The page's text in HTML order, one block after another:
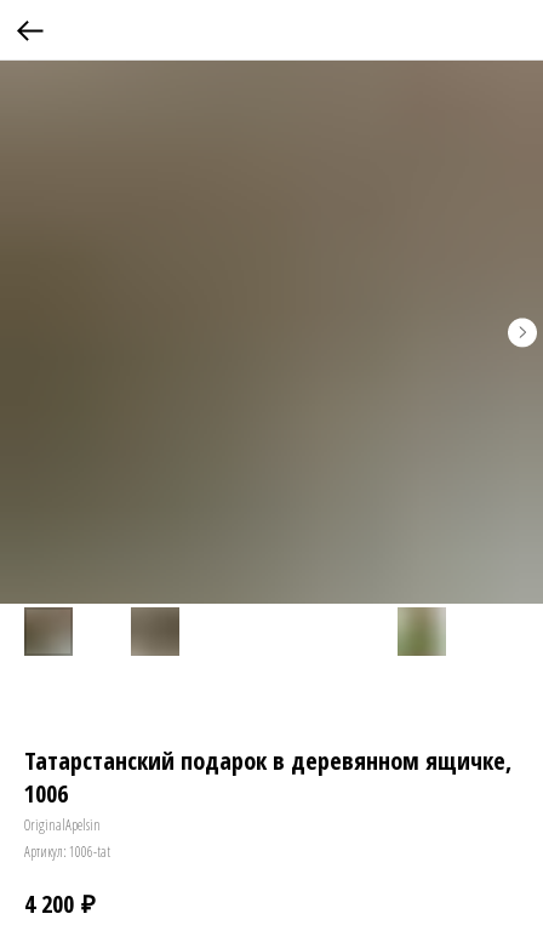
Татарстанский подарок в деревянном ящичке,
1006
OriginalApelsin
Артикул: 1006-tat
4 200 ₽